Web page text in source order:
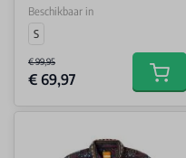
Beschikbaar in
S
€ 99,95
€ 69,97 Add